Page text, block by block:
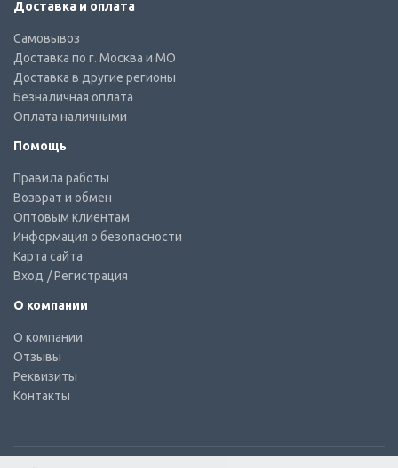
Доставка и оплата
Самовывоз
Доставка по г. Москва и МО
Доставка в другие регионы
Безналичная оплата
Оплата наличными
Помощь
Правила работы
Возврат и обмен
Оптовым клиентам
Информация о безопасности
Карта сайта
Вход / Регистрация
О компании
О компании
Отзывы
Реквизиты
Контакты